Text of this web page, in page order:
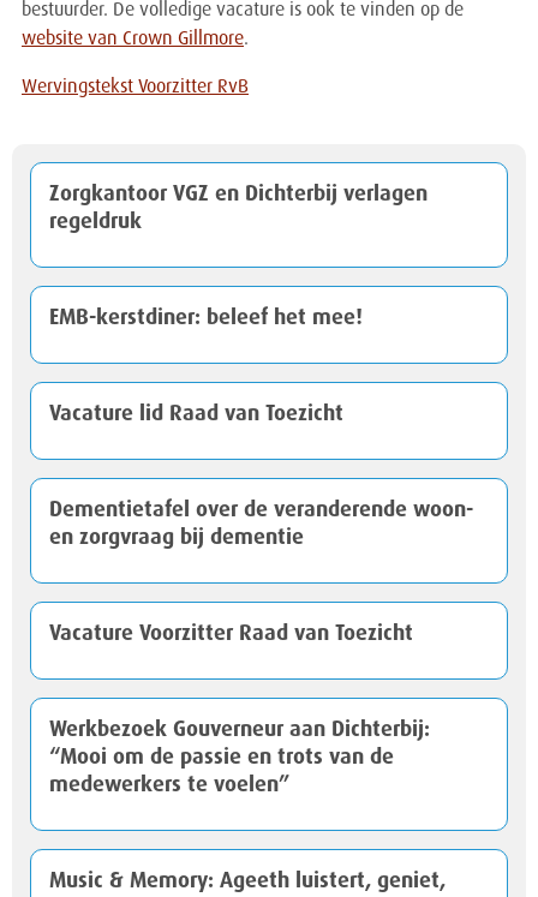
Zorgkantoor VGZ en Dichterbij verlagen
regeldruk
EMB-kerstdiner: beleef het mee!
Vacature lid Raad van Toezicht
Dementietafel over de veranderende woon-
en zorgvraag bij dementie
Vacature Voorzitter Raad van Toezicht
Werkbezoek Gouverneur aan Dichterbij:
“Mooi om de passie en trots van de
medewerkers te voelen”
Music & Memory: Ageeth luistert, geniet,
bestuurder. De volledige vacature is ook te vinden op de
website van Crown Gillmore.
Wervingstekst Voorzitter RvB